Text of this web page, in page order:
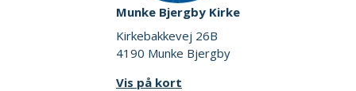
Munke Bjergby Kirke
Kirkebakkevej 26B
4190 Munke Bjergby
Vis på kort